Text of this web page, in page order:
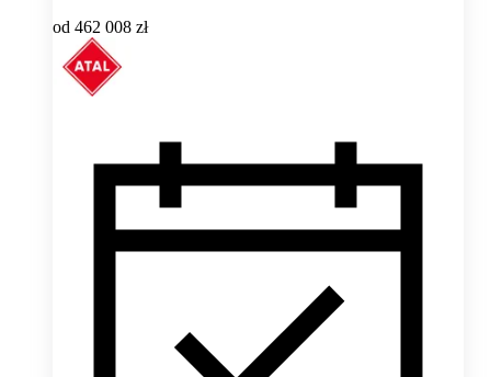
od 462 008 zł